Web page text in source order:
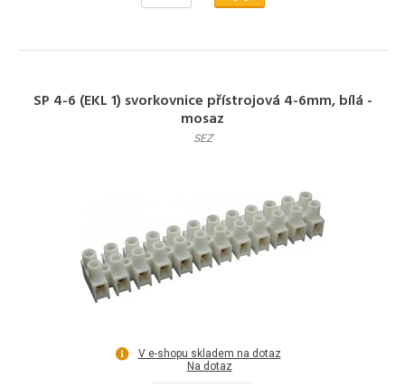
SP 4-6 (EKL 1) svorkovnice přístrojová 4-6mm, bílá -
mosaz
SEZ
V e-shopu skladem na dotaz
Na dotaz